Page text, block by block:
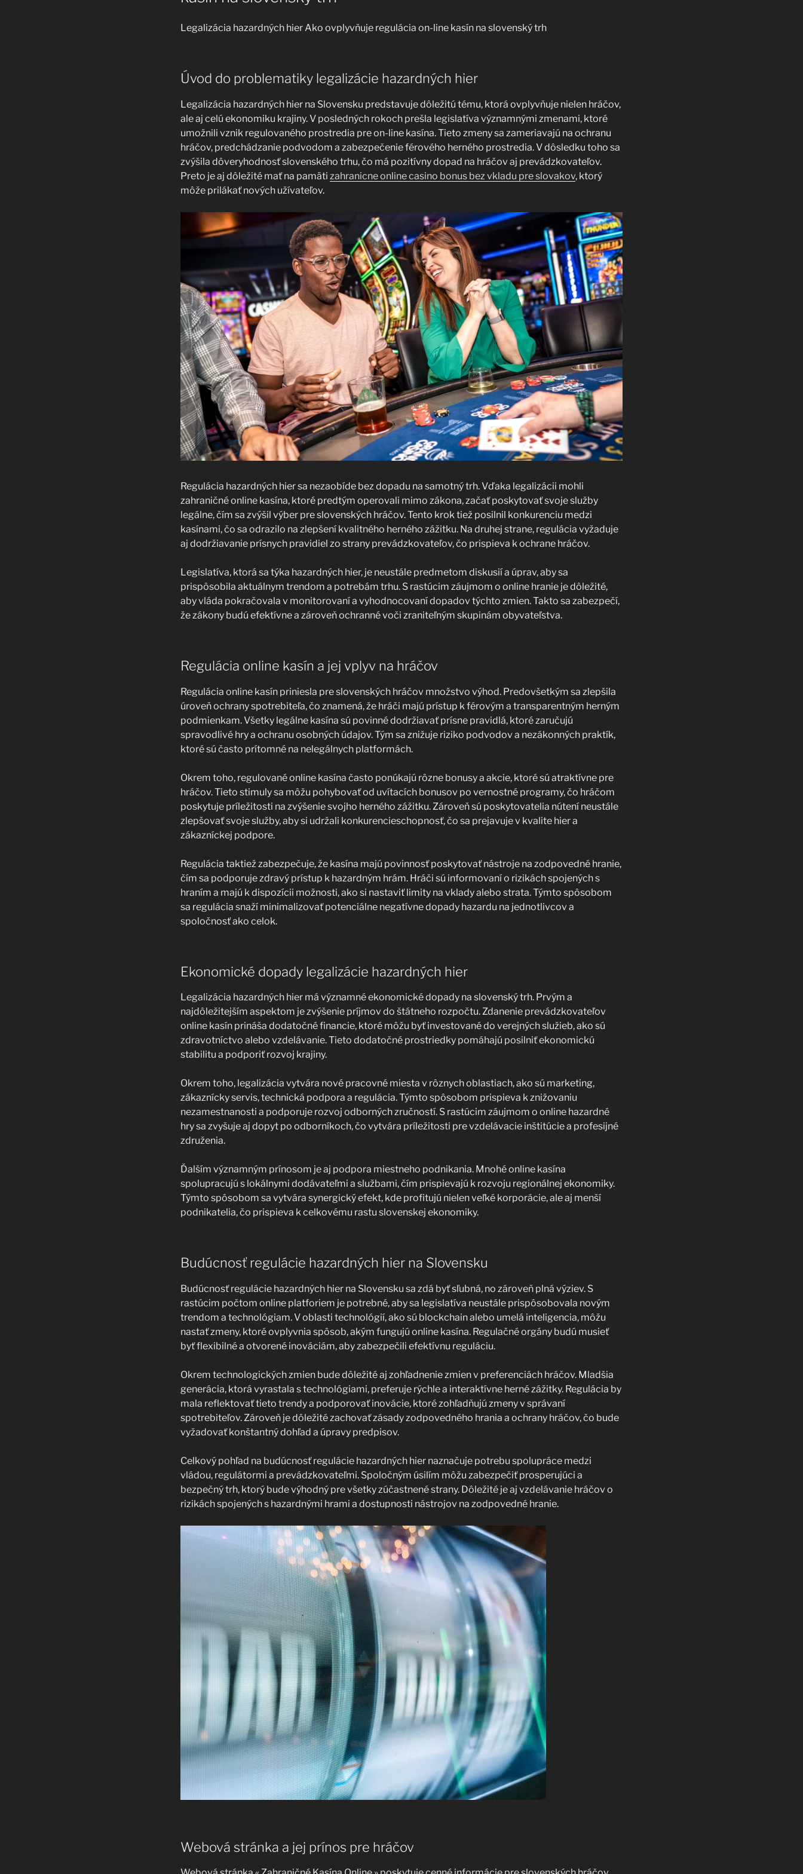
Legalizácia hazardných hier Ako ovplyvňuje regulácia on-line kasín na slovenský trh
Úvod do problematiky legalizácie hazardných hier
Legalizácia hazardných hier na Slovensku predstavuje dôležitú tému, ktorá ovplyvňuje nielen hráčov,
ale aj celú ekonomiku krajiny. V posledných rokoch prešla legislatíva významnými zmenami, ktoré
umožnili vznik regulovaného prostredia pre on-line kasína. Tieto zmeny sa zameriavajú na ochranu
hráčov, predchádzanie podvodom a zabezpečenie férového herného prostredia. V dôsledku toho sa
zvýšila dôveryhodnosť slovenského trhu, čo má pozitívny dopad na hráčov aj prevádzkovateľov.
Preto je aj dôležité mať na pamäti zahranicne online casino bonus bez vkladu pre slovakov, ktorý
môže prilákať nových užívateľov.
Regulácia hazardných hier sa nezaobíde bez dopadu na samotný trh. Vďaka legalizácii mohli
zahraničné online kasína, ktoré predtým operovali mimo zákona, začať poskytovať svoje služby
legálne, čím sa zvýšil výber pre slovenských hráčov. Tento krok tiež posilnil konkurenciu medzi
kasínami, čo sa odrazilo na zlepšení kvalitného herného zážitku. Na druhej strane, regulácia vyžaduje
aj dodržiavanie prísnych pravidiel zo strany prevádzkovateľov, čo prispieva k ochrane hráčov.
Legislatíva, ktorá sa týka hazardných hier, je neustále predmetom diskusií a úprav, aby sa
prispôsobila aktuálnym trendom a potrebám trhu. S rastúcim záujmom o online hranie je dôležité,
aby vláda pokračovala v monitorovaní a vyhodnocovaní dopadov týchto zmien. Takto sa zabezpečí,
že zákony budú efektívne a zároveň ochranné voči zraniteľným skupinám obyvateľstva.
Regulácia online kasín a jej vplyv na hráčov
Regulácia online kasín priniesla pre slovenských hráčov množstvo výhod. Predovšetkým sa zlepšila
úroveň ochrany spotrebiteľa, čo znamená, že hráči majú prístup k férovým a transparentným herným
podmienkam. Všetky legálne kasína sú povinné dodržiavať prísne pravidlá, ktoré zaručujú
spravodlivé hry a ochranu osobných údajov. Tým sa znižuje riziko podvodov a nezákonných praktík,
ktoré sú často prítomné na nelegálnych platformách.
Okrem toho, regulované online kasína často ponúkajú rôzne bonusy a akcie, ktoré sú atraktívne pre
hráčov. Tieto stimuly sa môžu pohybovať od uvítacích bonusov po vernostné programy, čo hráčom
poskytuje príležitosti na zvýšenie svojho herného zážitku. Zároveň sú poskytovatelia nútení neustále
zlepšovať svoje služby, aby si udržali konkurencieschopnosť, čo sa prejavuje v kvalite hier a
zákazníckej podpore.
Regulácia taktiež zabezpečuje, že kasína majú povinnosť poskytovať nástroje na zodpovedné hranie,
čím sa podporuje zdravý prístup k hazardným hrám. Hráči sú informovaní o rizikách spojených s
hraním a majú k dispozícii možnosti, ako si nastaviť limity na vklady alebo strata. Týmto spôsobom
sa regulácia snaží minimalizovať potenciálne negatívne dopady hazardu na jednotlivcov a
spoločnosť ako celok.
Ekonomické dopady legalizácie hazardných hier
Legalizácia hazardných hier má významné ekonomické dopady na slovenský trh. Prvým a
najdôležitejším aspektom je zvýšenie príjmov do štátneho rozpočtu. Zdanenie prevádzkovateľov
online kasín prináša dodatočné financie, ktoré môžu byť investované do verejných služieb, ako sú
zdravotníctvo alebo vzdelávanie. Tieto dodatočné prostriedky pomáhajú posilniť ekonomickú
stabilitu a podporiť rozvoj krajiny.
Okrem toho, legalizácia vytvára nové pracovné miesta v rôznych oblastiach, ako sú marketing,
zákaznícky servis, technická podpora a regulácia. Týmto spôsobom prispieva k znižovaniu
nezamestnanosti a podporuje rozvoj odborných zručností. S rastúcim záujmom o online hazardné
hry sa zvyšuje aj dopyt po odborníkoch, čo vytvára príležitosti pre vzdelávacie inštitúcie a profesijné
združenia.
Ďalším významným prínosom je aj podpora miestneho podnikania. Mnohé online kasína
spolupracujú s lokálnymi dodávateľmi a službami, čím prispievajú k rozvoju regionálnej ekonomiky.
Týmto spôsobom sa vytvára synergický efekt, kde profitujú nielen veľké korporácie, ale aj menší
podnikatelia, čo prispieva k celkovému rastu slovenskej ekonomiky.
Budúcnosť regulácie hazardných hier na Slovensku
Budúcnosť regulácie hazardných hier na Slovensku sa zdá byť sľubná, no zároveň plná výziev. S
rastúcim počtom online platforiem je potrebné, aby sa legislatíva neustále prispôsobovala novým
trendom a technológiam. V oblasti technológií, ako sú blockchain alebo umelá inteligencia, môžu
nastať zmeny, ktoré ovplyvnia spôsob, akým fungujú online kasína. Regulačné orgány budú musieť
byť flexibilné a otvorené inováciám, aby zabezpečili efektívnu reguláciu.
Okrem technologických zmien bude dôležité aj zohľadnenie zmien v preferenciách hráčov. Mladšia
generácia, ktorá vyrastala s technológiami, preferuje rýchle a interaktívne herné zážitky. Regulácia by
mala reflektovať tieto trendy a podporovať inovácie, ktoré zohľadňujú zmeny v správaní
spotrebiteľov. Zároveň je dôležité zachovať zásady zodpovedného hrania a ochrany hráčov, čo bude
vyžadovať konštantný dohľad a úpravy predpisov.
Celkový pohľad na budúcnosť regulácie hazardných hier naznačuje potrebu spolupráce medzi
vládou, regulátormi a prevádzkovateľmi. Spoločným úsilím môžu zabezpečiť prosperujúci a
bezpečný trh, ktorý bude výhodný pre všetky zúčastnené strany. Dôležité je aj vzdelávanie hráčov o
rizikách spojených s hazardnými hrami a dostupnosti nástrojov na zodpovedné hranie.
Webová stránka a jej prínos pre hráčov